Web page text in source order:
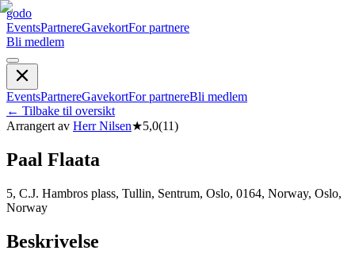
godo
EventsPartnereGavekortFor partnere
Bli medlem
EventsPartnereGavekortFor partnereBli medlem
← Tilbake til oversikt
Arrangert av Herr Nilsen★5,0(11)
Paal Flaata
5, C.J. Hambros plass, Tullin, Sentrum, Oslo, 0164, Norway, Oslo,
Norway
Beskrivelse